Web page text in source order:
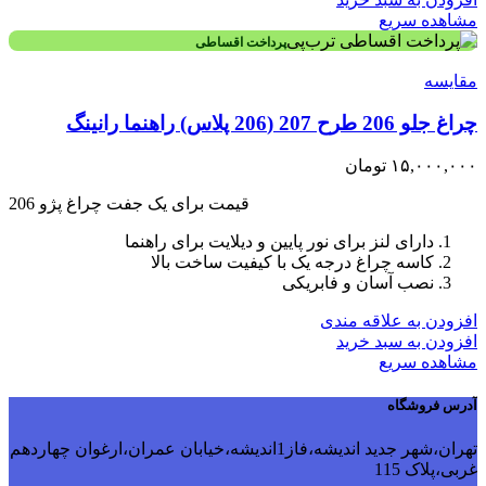
مشاهده سریع
پرداخت اقساطی
مقایسه
چراغ جلو 206 طرح 207 (206 پلاس) راهنما رانینگ
۱۵,۰۰۰,۰۰۰ تومان
قیمت برای یک جفت چراغ پژو 206
دارای لنز برای نور پایین و دیلایت برای راهنما
کاسه چراغ درجه یک با کیفیت ساخت بالا
نصب آسان و فابریکی
افزودن به علاقه مندی
افزودن به سبد خرید
مشاهده سریع
آدرس فروشگاه
تهران،شهر جدید اندیشه،فاز1اندیشه،خیابان عمران،ارغوان چهاردهم
غربی،پلاک 115